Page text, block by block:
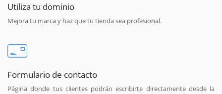
Utiliza tu dominio
Mejora tu marca y haz que tu tienda sea profesional.
Formulario de contacto
Página donde tus clientes podrán escribirte directamente desde la